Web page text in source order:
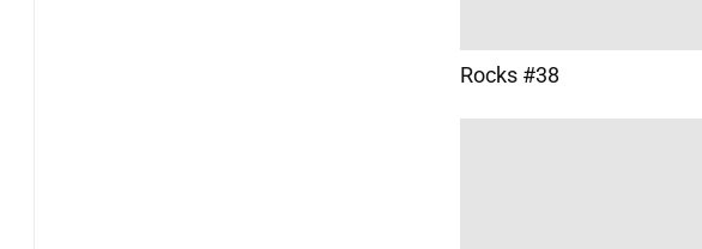
Rocks #38